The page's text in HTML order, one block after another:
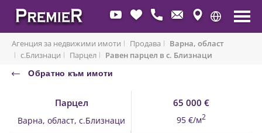
Агенция за недвижими имоти Продава
Варна, област
с.Близнаци
Парцел Равен парцел в с. Близнаци
Обратно към имоти
Парцел
Варна, област, с.Близнаци
65 000 €
95 €/м2